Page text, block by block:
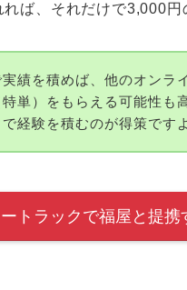
ば、それだけで3,000円
績を積めば、他のオンラ
単）をもらえる可能性も
経験を積むのが得策です
トラックで福屋と提携